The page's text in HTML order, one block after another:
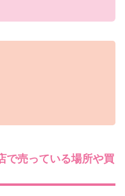
で売っている場所や買